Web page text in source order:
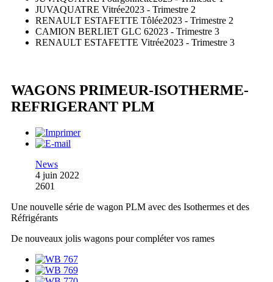
JUVAQUATRE Vitrée2023 - Trimestre 2
RENAULT ESTAFETTE Tôlée2023 - Trimestre 2
CAMION BERLIET GLC 62023 - Trimestre 3
RENAULT ESTAFETTE Vitrée2023 - Trimestre 3
WAGONS PRIMEUR-ISOTHERME-
REFRIGERANT PLM
News
4 juin 2022
2601
Une nouvelle série de wagon PLM avec des Isothermes et des
Réfrigérants
De nouveaux jolis wagons pour compléter vos rames